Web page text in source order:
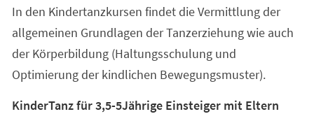
In den Kindertanzkursen findet die Vermittlung der
allgemeinen Grundlagen der Tanzerziehung wie auch
der Körperbildung (Haltungsschulung und
Optimierung der kindlichen Bewegungsmuster).
KinderTanz für 3,5-5Jährige Einsteiger mit Eltern